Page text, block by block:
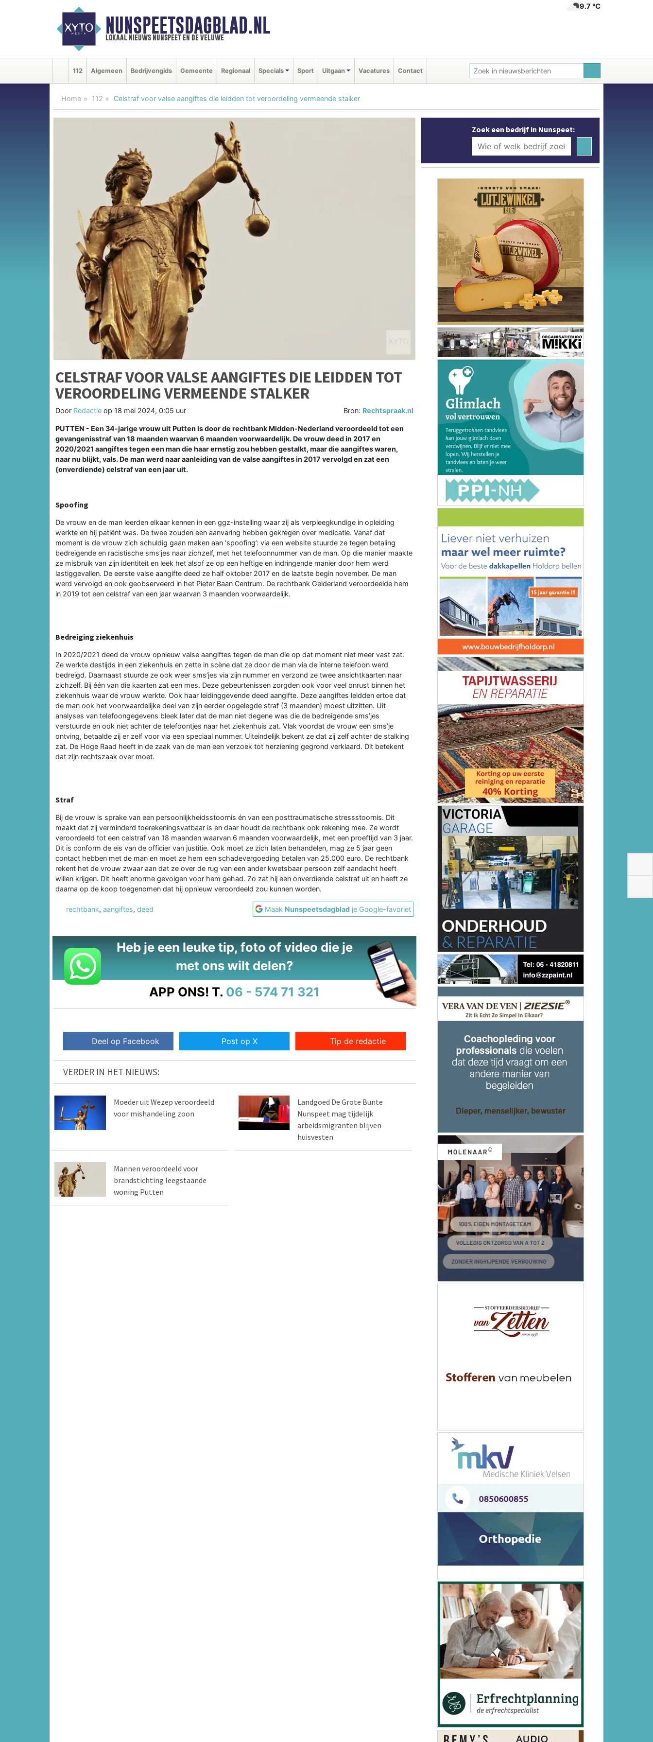
NUNSPEETSDAGBLAD.NL
lokaal nieuws nunspeet en de veluwe
9.7 ℃
112 Algemeen Bedrijvengids Gemeente Regionaal Specials Sport Uitgaan Vacatures Contact
Home 112 Celstraf voor valse aangiftes die leidden tot veroordeling vermeende stalker
CELSTRAF VOOR VALSE AANGIFTES DIE LEIDDEN TOT
VEROORDELING VERMEENDE STALKER
Door Redactie op 18 mei 2024, 0:05 uur Bron: Rechtspraak.nl
PUTTEN - Een 34-jarige vrouw uit Putten is door de rechtbank Midden-Nederland veroordeeld tot een
gevangenisstraf van 18 maanden waarvan 6 maanden voorwaardelijk. De vrouw deed in 2017 en
2020/2021 aangiftes tegen een man die haar ernstig zou hebben gestalkt, maar die aangiftes waren,
naar nu blijkt, vals. De man werd naar aanleiding van de valse aangiftes in 2017 vervolgd en zat een
(onverdiende) celstraf van een jaar uit.
Spoofing
De vrouw en de man leerden elkaar kennen in een ggz-instelling waar zij als verpleegkundige in opleiding
werkte en hij patiënt was. De twee zouden een aanvaring hebben gekregen over medicatie. Vanaf dat
moment is de vrouw zich schuldig gaan maken aan ‘spoofing’: via een website stuurde ze tegen betaling
bedreigende en racistische sms’jes naar zichzelf, met het telefoonnummer van de man. Op die manier maakte
ze misbruik van zijn identiteit en leek het alsof ze op een heftige en indringende manier door hem werd
lastiggevallen. De eerste valse aangifte deed ze half oktober 2017 en de laatste begin november. De man
werd vervolgd en ook geobserveerd in het Pieter Baan Centrum. De rechtbank Gelderland veroordeelde hem
in 2019 tot een celstraf van een jaar waarvan 3 maanden voorwaardelijk.
Bedreiging ziekenhuis
In 2020/2021 deed de vrouw opnieuw valse aangiftes tegen de man die op dat moment niet meer vast zat.
Ze werkte destijds in een ziekenhuis en zette in scène dat ze door de man via de interne telefoon werd
bedreigd. Daarnaast stuurde ze ook weer sms’jes via zijn nummer en verzond ze twee ansichtkaarten naar
zichzelf. Bij één van die kaarten zat een mes. Deze gebeurtenissen zorgden ook voor veel onrust binnen het
ziekenhuis waar de vrouw werkte. Ook haar leidinggevende deed aangifte. Deze aangiftes leidden ertoe dat
de man ook het voorwaardelijke deel van zijn eerder opgelegde straf (3 maanden) moest uitzitten. Uit
analyses van telefoongegevens bleek later dat de man niet degene was die de bedreigende sms’jes
verstuurde en ook niet achter de telefoontjes naar het ziekenhuis zat. Vlak voordat de vrouw een sms’je
ontving, betaalde zij er zelf voor via een speciaal nummer. Uiteindelijk bekent ze dat zij zelf achter de stalking
zat. De Hoge Raad heeft in de zaak van de man een verzoek tot herziening gegrond verklaard. Dit betekent
dat zijn rechtszaak over moet.
Straf
Bij de vrouw is sprake van een persoonlijkheidsstoornis én van een posttraumatische stressstoornis. Dit
maakt dat zij verminderd toerekeningsvatbaar is en daar houdt de rechtbank ook rekening mee. Ze wordt
veroordeeld tot een celstraf van 18 maanden waarvan 6 maanden voorwaardelijk, met een proeftijd van 3 jaar.
Dit is conform de eis van de officier van justitie. Ook moet ze zich laten behandelen, mag ze 5 jaar geen
contact hebben met de man en moet ze hem een schadevergoeding betalen van 25.000 euro. De rechtbank
rekent het de vrouw zwaar aan dat ze over de rug van een ander kwetsbaar persoon zelf aandacht heeft
willen krijgen. Dit heeft enorme gevolgen voor hem gehad. Zo zat hij een onverdiende celstraf uit en heeft ze
daarna op de koop toegenomen dat hij opnieuw veroordeeld zou kunnen worden.
rechtbank, aangiftes, deed Maak Nunspeetsdagblad je Google-favoriet
Heb je een leuke tip, foto of video die je
met ons wilt delen?
APP ONS! T. 06 - 574 71 321
Deel op Facebook Post op X Tip de redactie
VERDER IN HET NIEUWS:
Moeder uit Wezep veroordeeld
voor mishandeling zoon
Landgoed De Grote Bunte
Nunspeet mag tijdelijk
arbeidsmigranten blijven
huisvesten
Mannen veroordeeld voor
brandstichting leegstaande
woning Putten
Zoek een bedrijf in Nunspeet: